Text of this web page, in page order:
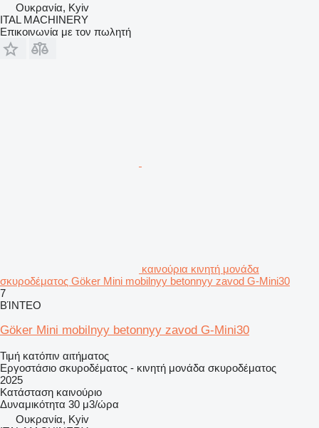
Ουκρανία, Kyiv
ITAL MACHINERY
Επικοινωνία με τον πωλητή
καινούρια κινητή μονάδα
σκυροδέματος Göker Mini mobilnyy betonnyy zavod G-Mini30
7
ΒΊΝΤΕΟ
Göker Mini mobilnyy betonnyy zavod G-Mini30
Τιμή κατόπιν αιτήματος
Εργοστάσιο σκυροδέματος - κινητή μονάδα σκυροδέματος
2025
Κατάσταση καινούριο
Δυναμικότητα 30 μ3/ώρα
Ουκρανία, Kyiv